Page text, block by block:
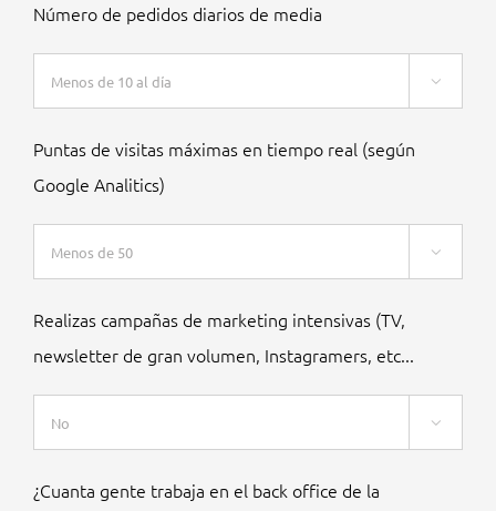
Número de pedidos diarios de media

Puntas de visitas máximas en tiempo real (según
Google Analitics)

Realizas campañas de marketing intensivas (TV,
newsletter de gran volumen, Instagramers, etc...

¿Cuanta gente trabaja en el back office de la